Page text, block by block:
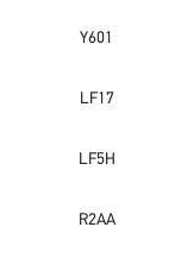
Y601
LF17
LF5H
R2AA